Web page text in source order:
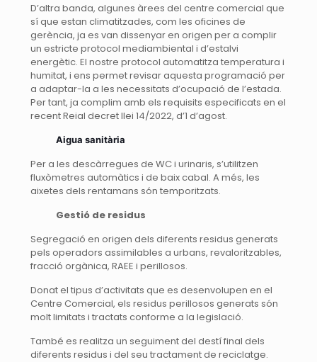
D’altra banda, algunes àrees del centre comercial que
sí que estan climatitzades, com les oficines de
gerència, ja es van dissenyar en origen per a complir
un estricte protocol mediambiental i d’estalvi
energètic. El nostre protocol automatitza temperatura i
humitat, i ens permet revisar aquesta programació per
a adaptar-la a les necessitats d’ocupació de l’estada.
Per tant, ja complim amb els requisits especificats en el
recent Reial decret llei 14/2022, d’1 d’agost.
Aigua sanitària
Per a les descàrregues de WC i urinaris, s’utilitzen
fluxòmetres automàtics i de baix cabal. A més, les
aixetes dels rentamans són temporitzats.
Gestió de residus
Segregació en origen dels diferents residus generats
pels operadors assimilables a urbans, revaloritzables,
fracció orgànica, RAEE i perillosos.
Donat el tipus d’activitats que es desenvolupen en el
Centre Comercial, els residus perillosos generats són
molt limitats i tractats conforme a la legislació.
També es realitza un seguiment del destí final dels
diferents residus i del seu tractament de reciclatge.